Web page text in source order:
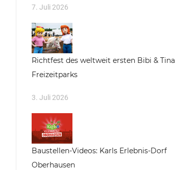
7. Juli 2026
Richtfest des weltweit ersten Bibi & Tina
Freizeitparks
3. Juli 2026
Baustellen-Videos: Karls Erlebnis-Dorf
Oberhausen